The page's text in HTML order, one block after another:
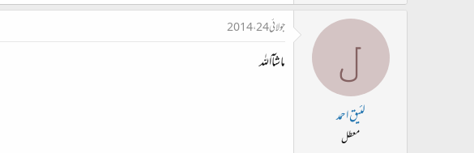
ل
لئیق احمد
معطل
جولائی 24، 2014
ماشآاللہ